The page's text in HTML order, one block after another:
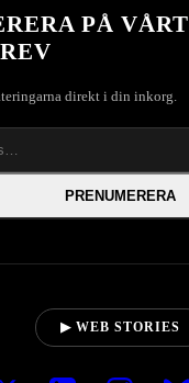
PÅ VÅRT
direkt i din inkorg.
PRENUMERERA
▶ WEB STORIES